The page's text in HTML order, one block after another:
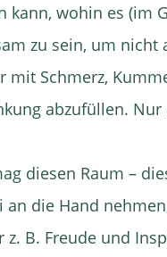
kann, wohin es (im
zu sein, um nicht
mit Schmerz,
abzufüllen.
diesen Raum –
an die Hand
z. B. Freude und